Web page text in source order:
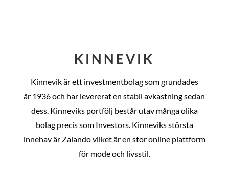
KINNEVIK
Kinnevik är ett investmentbolag som grundades
år 1936 och har levererat en stabil avkastning sedan
dess. Kinneviks portfölj består utav många olika
bolag precis som Investors. Kinneviks största
innehav är Zalando vilket är en stor online plattform
för mode och livsstil.